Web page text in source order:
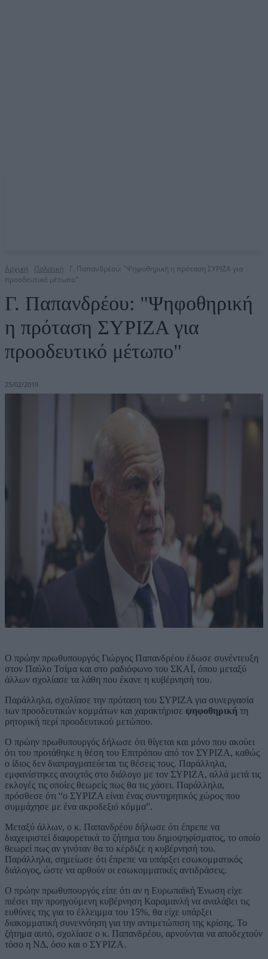
Αρχική Πολιτική
Γ. Παπανδρέου: "Ψηφοθηρική η πρόταση ΣΥΡΙΖΑ για
προοδευτικό μέτωπο"
Γ. Παπανδρέου: "Ψηφοθηρική
η πρόταση ΣΥΡΙΖΑ για
προοδευτικό μέτωπο"
25/02/2019
Ο πρώην πρωθυπουργός Γιώργος Παπανδρέου έδωσε συνέντευξη
στον Παύλο Τσίμα και στο ραδιόφωνο του ΣΚΑΪ, όπου μεταξύ
άλλων σχολίασε τα λάθη που έκανε η κυβέρνησή του.
Παράλληλα, σχολίασε την πρόταση του ΣΥΡΙΖΑ για συνεργασία
των προοδευτικών κομμάτων και χαρακτήρισε ψηφοθηρική τη
ρητορική περί προοδευτικού μετώπου.
Ο πρώην πρωθυπουργός δήλωσε ότι θίγεται και μόνο που ακούει
ότι του προτάθηκε η θέση του Επιτρόπου από τον ΣΥΡΙΖΑ, καθώς
ο ίδιος δεν διαπραγματεύεται τις θέσεις τους. Παράλληλα,
εμφανίστηκες ανοιχτός στο διάλογο με τον ΣΥΡΙΖΑ, αλλά μετά τις
εκλογές τις οποίες θεωρείς πως θα τις χάσει. Παράλληλα,
πρόσθεσε ότι “ο ΣΥΡΙΖΑ είναι ένας συντηρητικός χώρος που
συμμάχησε με ένα ακροδεξιό κόμμα”.
Μεταξύ άλλων, ο κ. Παπανδρέου δήλωσε ότι έπρεπε να
διαχειριστεί διαφορετικά το ζήτημα του δημοψηφίσματος, το οποίο
θεωρεί πως αν γινόταν θα το κέρδιζε η κυβέρνησή του.
Παράλληλα, σημείωσε ότι έπρεπε να υπάρξει εσωκομματικός
διάλογος, ώστε να αρθούν οι εσωκομματικές αντιδράσεις.
Ο πρώην πρωθυπουργός είπε ότι αν η Ευρωπαϊκή Ένωση είχε
πιέσει την προηγούμενη κυβέρνηση Καραμανλή να αναλάβει τις
ευθύνες της για το έλλειμμα του 15%, θα είχε υπάρξει
διακομματική συνεννόηση για την αντιμετώπιση της κρίσης. Το
ζήτημα αυτό, σχολίασε ο κ. Παπανδρέου, αρνούνται να αποδεχτούν
τόσο η ΝΔ, όσο και ο ΣΥΡΙΖΑ.